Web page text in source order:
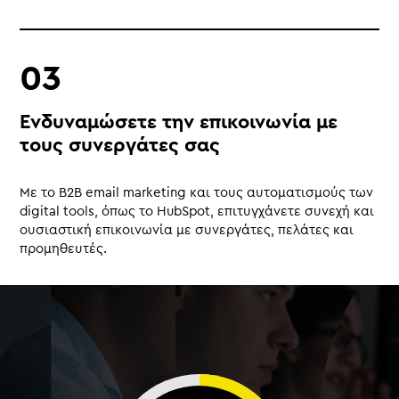
Ενδυναμώσετε την επικοινωνία με
τους συνεργάτες σας
Με το B2B email marketing και τους αυτοματισμούς των
digital tools, όπως το HubSpot, επιτυγχάνετε συνεχή και
ουσιαστική επικοινωνία με συνεργάτες, πελάτες και
προμηθευτές.